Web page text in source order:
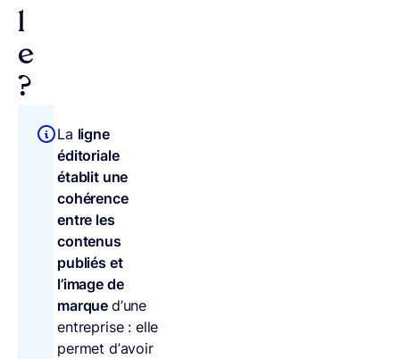
l
e
?
La ligne
éditoriale
établit une
cohérence
entre les
contenus
publiés et
l’image de
marque d’une
entreprise : elle
permet d’avoir